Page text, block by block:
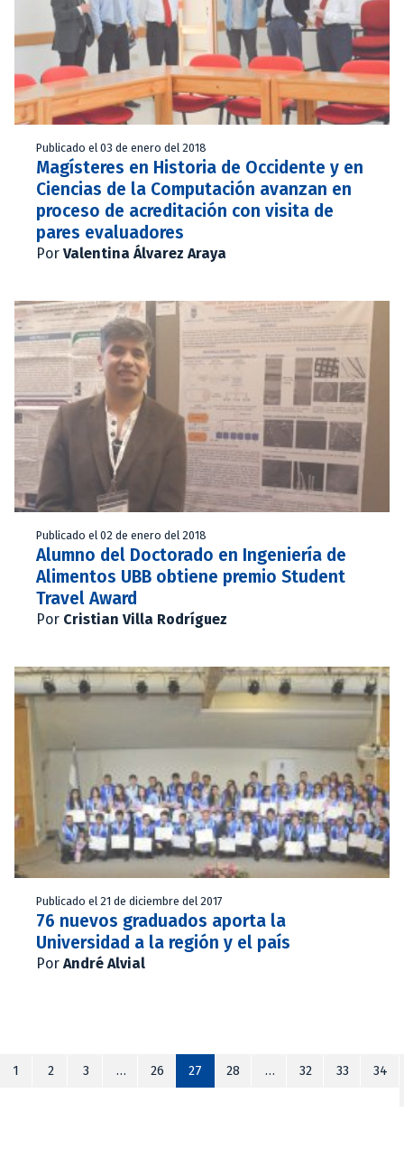
Publicado el 03 de enero del 2018
Magísteres en Historia de Occidente y en
Ciencias de la Computación avanzan en
proceso de acreditación con visita de
pares evaluadores
Por Valentina Álvarez Araya
Publicado el 02 de enero del 2018
Alumno del Doctorado en Ingeniería de
Alimentos UBB obtiene premio Student
Travel Award
Por Cristian Villa Rodríguez
Publicado el 21 de diciembre del 2017
76 nuevos graduados aporta la
Universidad a la región y el país
Por André Alvial
1 2 3 … 26 27 28 … 32 33 34